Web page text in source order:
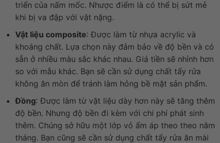
triển của nấm mốc. Nhược điểm là có thể bị sứt mẻ
khi bị va đập với vật nặng.
Vật liệu composite: Được làm từ nhựa acrylic và
khoáng chất. Lựa chọn này đảm bảo về độ bền và có
sẵn ở nhiều màu sắc khác nhau. Giá tiền sẽ nhỉnh hơn
so với mẫu khác. Bạn sẽ cần sử dụng chất tẩy rửa
không ăn mòn để tránh làm hỏng bề mặt sản phẩm.
Đồng: Được làm từ vật liệu dày hơn này sẽ tăng thêm
độ bền. Nhưng độ bền đi kèm với chi phí phát sinh
thêm. Chúng sở hữu một lớp vỏ ấm áp theo theo năm
tháng. Bạn cũng sẽ cần sử dụng chất tẩy rửa ăn mài